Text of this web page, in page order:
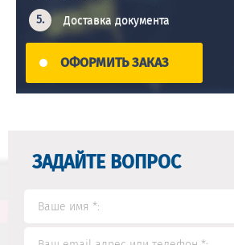
Доставка документа
ОФОРМИТЬ ЗАКАЗ
ЗАДАЙТЕ ВОПРОС